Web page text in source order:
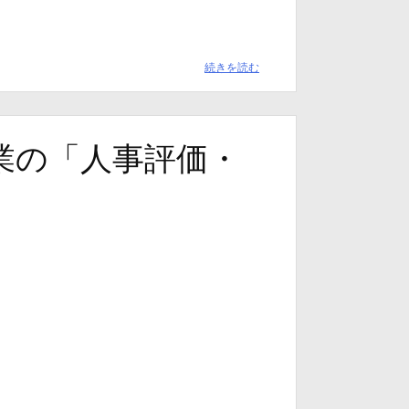
続きを読む
「人事評価・